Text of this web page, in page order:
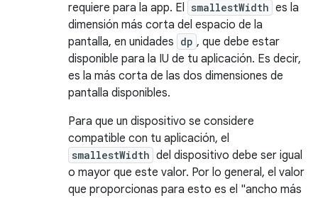
requiere para la app. El smallestWidth es la
dimensión más corta del espacio de la
pantalla, en unidades dp , que debe estar
disponible para la IU de tu aplicación. Es decir,
es la más corta de las dos dimensiones de
pantalla disponibles.
Para que un dispositivo se considere
compatible con tu aplicación, el
smallestWidth del dispositivo debe ser igual
o mayor que este valor. Por lo general, el valor
que proporcionas para esto es el "ancho más